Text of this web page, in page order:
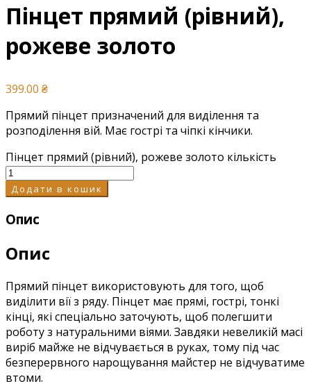
Пінцет прямий (рівний),
рожеве золото
399.00 ₴
Прямий пінцет призначений для виділення та
розподілення вій. Має гострі та чіпкі кінчики.
Пінцет прямий (рівний), рожеве золото кількість
Додати в кошик
Опис
Опис
Прямий пінцет використовують для того, щоб
виділити вії з ряду. Пінцет має прямі, гострі, тонкі
кінці, які спеціально заточують, щоб полегшити
роботу з натуральними віями. Завдяки невеликій масі
виріб майже не відчувається в руках, тому під час
безперервного нарощування майстер не відчуватиме
втоми.